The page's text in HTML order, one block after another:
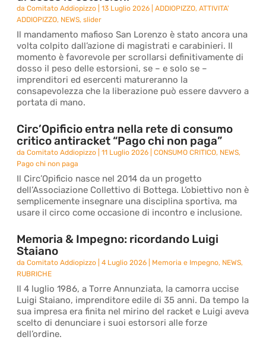
daComitato Addiopizzo |13 Luglio 2026 |ADDIOPIZZO,ATTIVITA'
ADDIOPIZZO, NEWS,slider
Il mandamento mafioso San Lorenzo è stato ancora una
volta colpito dall’azione di magistrati e carabinieri. Il
momento è favorevole per scrollarsi definitivamente di
dosso il peso delle estorsioni, se – e solo se –
imprenditori ed esercenti matureranno la
consapevolezza che la liberazione può essere davvero a
portata di mano.
Circ’Opificio entra nella rete di consumo
critico antiracket “Pago chi non paga”
daComitato Addiopizzo |11 Luglio 2026 |CONSUMO CRITICO, NEWS,
Pago chi non paga
Il Circ’Opificio nasce nel 2014 da un progetto
dell’Associazione Collettivo di Bottega. L’obiettivo non è
semplicemente insegnare una disciplina sportiva, ma
usare il circo come occasione di incontro e inclusione.
Memoria & Impegno: ricordando Luigi
Staiano
daComitato Addiopizzo |4 Luglio 2026 Memoria e Impegno, NEWS,
RUBRICHE
Il 4 luglio 1986, a Torre Annunziata, la camorra uccise
Luigi Staiano, imprenditore edile di 35 anni. Da tempo la
sua impresa era finita nel mirino del racket e Luigi aveva
scelto di denunciare i suoi estorsori alle forze
dell’ordine.